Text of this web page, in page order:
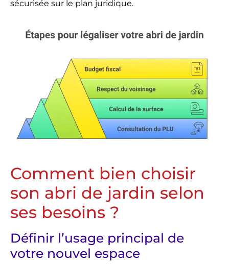
sécurisée sur le plan juridique.
Comment bien choisir
son abri de jardin selon
ses besoins ?
Définir l’usage principal de
votre nouvel espace